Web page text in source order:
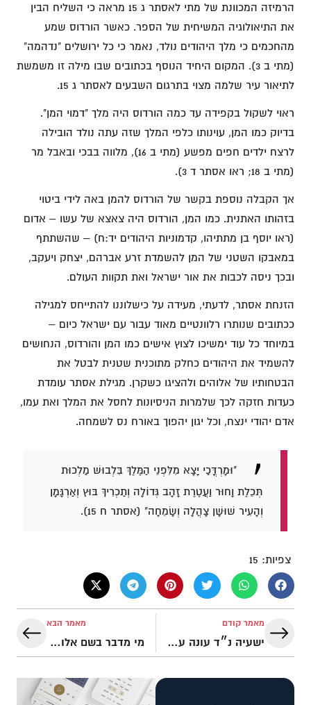
הרמיזה המכוונת של מתי לאסתר ג 15 מראה כי השליח הבין
את התיאולוגיה המשיחית של הספר. כאשר הורדוס שמע
מהחכמים כי מלך היהודים נולד, נאמר כי כל ירושלים "נדהמה"
(מתי ב 3). המקום היחיד הנוסף בכתובים שבו מילה זו משמשת
לתיאור עיר שלמה מצוי בתרגום השבעים לאסתר ג 15.
ראוי לשקול בקפידה עד כמה הורדוס היה מלך "דמוי המן".
בדיוק כמו המן, עוינותו כלפי המלך שזה עתה נולד הובילה
לרצח ילדים חפים מפשע (מתי ב 16), מלווה בבכי ובאבל מר
(מתי ב 18; ראו אסתר ד 3).
אך הקבלה נוספת בקשר של הורדוס להמן באה לידי ביטוי
בזהותו האתנית. כמו המן, הורדוס היה צאצא של עשו – אדום
(ראו יוסף בן מתתיהו, קדמוניות היהודים יד:ח) – שהשתתף
במאבקו השטני של המן להשמדת זרע אברהם, יצחק ויעקב,
ובכך ניסה לכבות את אור ישראל ואת תקוות העולם.
הזנחת אסתר, לדעתי, מעידה על כישלוננו להתייחס למגילה
ככתובים שנותרו רלוונטיים מאוד עבור עם ישראל כיום –
במיוחד כל עוד ימשיכו לצוץ אישים כמו המן והורדוס, הנחושים
להשמיד את היהודים כחלק מתוכנית שטנית לבטל את
הבטחותיו של אלוהים ולהציגו כשקרן. מגילת אסתר עומדת
כעדות חזקה לכך שלמרות הניסיונות לחסל את המלך ואת עמו,
אדם יהודי ינצח, וכל יגון יהפוך באורח נס לשמחה.
"וּמָרְדֳּכַי יָצָא מִלִּפְנֵי הַמֶּלֶךְ בִּלְבוּשׁ מַלְכוּת
תְּכֵלֶת וָחוּר וַעֲטֶרֶת זָהָב גְּדוֹלָה וְתַכְרִיךְ בּוּץ וְאַרְגָּמָן
וְהָעִיר שׁוּשָׁן צָהֲלָה וְשָׂמֵחָה" (אסתר ח 15).
צפיות: 15
מאמר קודם
ישעיה נ״ד עונה על השאלה שהכי מציקה לגבי פרק נ״ג
מאמר הבא
מי מדבר בשם אלוהים… ונשלח על ידי יהוה ורוחו?